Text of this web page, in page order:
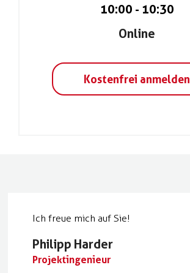
10:00 - 10:30
Online
Kostenfrei anmelden
Ich freue mich auf Sie!
Philipp Harder
Projektingenieur